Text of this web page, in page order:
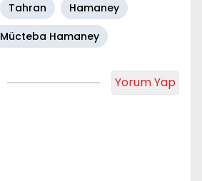
Tahran
Hamaney
Mücteba Hamaney
Yorum Yap